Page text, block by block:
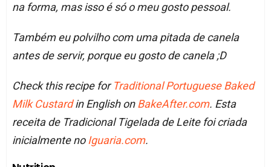
na forma, mas isso é só o meu gosto pessoal.
Também eu polvilho com uma pitada de canela
antes de servir, porque eu gosto de canela ;D
Check this recipe for Traditional Portuguese Baked
Milk Custardin English onBakeAfter.com. Esta
receita de Tradicional Tigelada de Leite foi criada
inicialmente no Iguaria.com.